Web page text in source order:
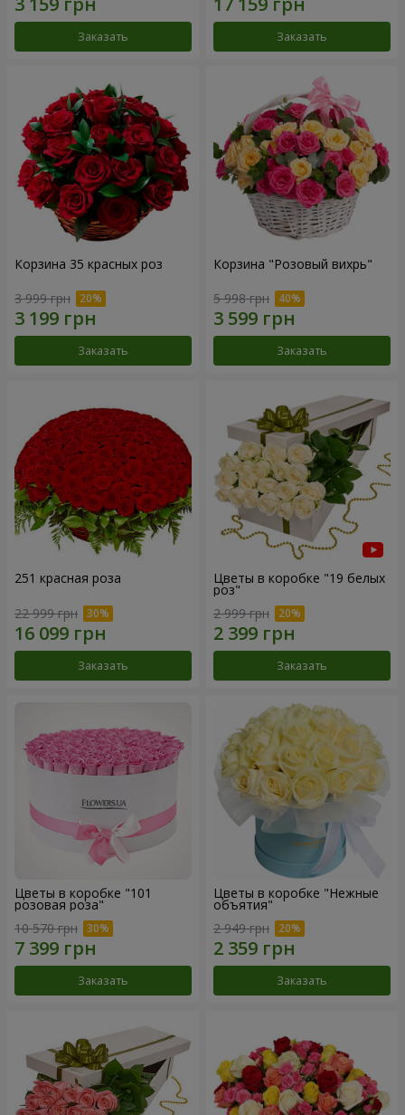
Заказать Заказать
Корзина 35 красных роз
3 999 грн
Заказать
Корзина "Розовый вихрь"
5 998 грн
Заказать
251 красная роза
22 999 грн
Заказать
Цветы в коробке "19 белых
роз"
2 999 грн
Заказать
Цветы в коробке "101
розовая роза"
10 570 грн
Заказать
Цветы в коробке "Нежные
объятия"
2 949 грн
Заказать